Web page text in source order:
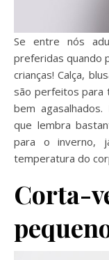
Se entre nós
preferidas quando
crianças! Calça,
são perfeitos para
bem
que lembra
para o inverno,
temperatura do
Corta-